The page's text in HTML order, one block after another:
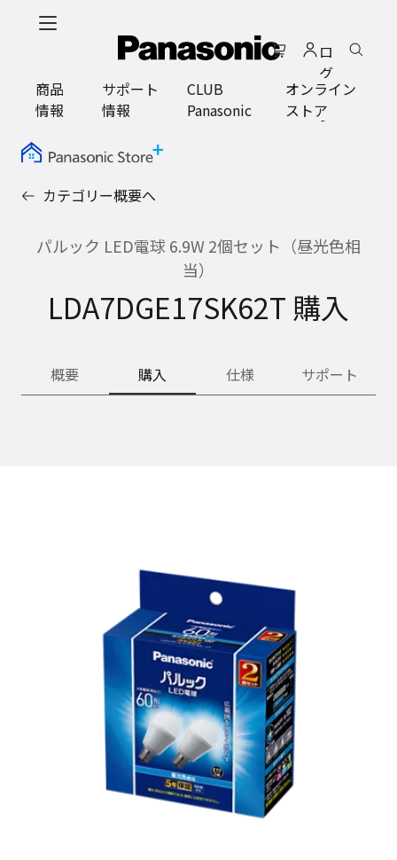
ロ
グ
イ
ン
商品
情報
サポート
情報
CLUB
Panasonic
オンライン
ストア
カテゴリー概要へ
パルック LED電球 6.9W 2個セット（昼光色相
当）
LDA7DGE17SK62T 購入
概要 購入 仕様 サポート